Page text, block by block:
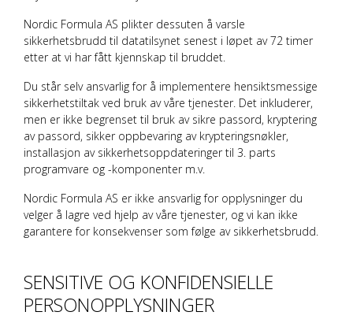
Nordic Formula AS plikter dessuten å varsle
sikkerhetsbrudd til datatilsynet senest i løpet av 72 timer
etter at vi har fått kjennskap til bruddet.
Du står selv ansvarlig for å implementere hensiktsmessige
sikkerhetstiltak ved bruk av våre tjenester. Det inkluderer,
men er ikke begrenset til bruk av sikre passord, kryptering
av passord, sikker oppbevaring av krypteringsnøkler,
installasjon av sikkerhetsoppdateringer til 3. parts
programvare og -komponenter m.v.
Nordic Formula AS er ikke ansvarlig for opplysninger du
velger å lagre ved hjelp av våre tjenester, og vi kan ikke
garantere for konsekvenser som følge av sikkerhetsbrudd.
SENSITIVE OG KONFIDENSIELLE
PERSONOPPLYSNINGER